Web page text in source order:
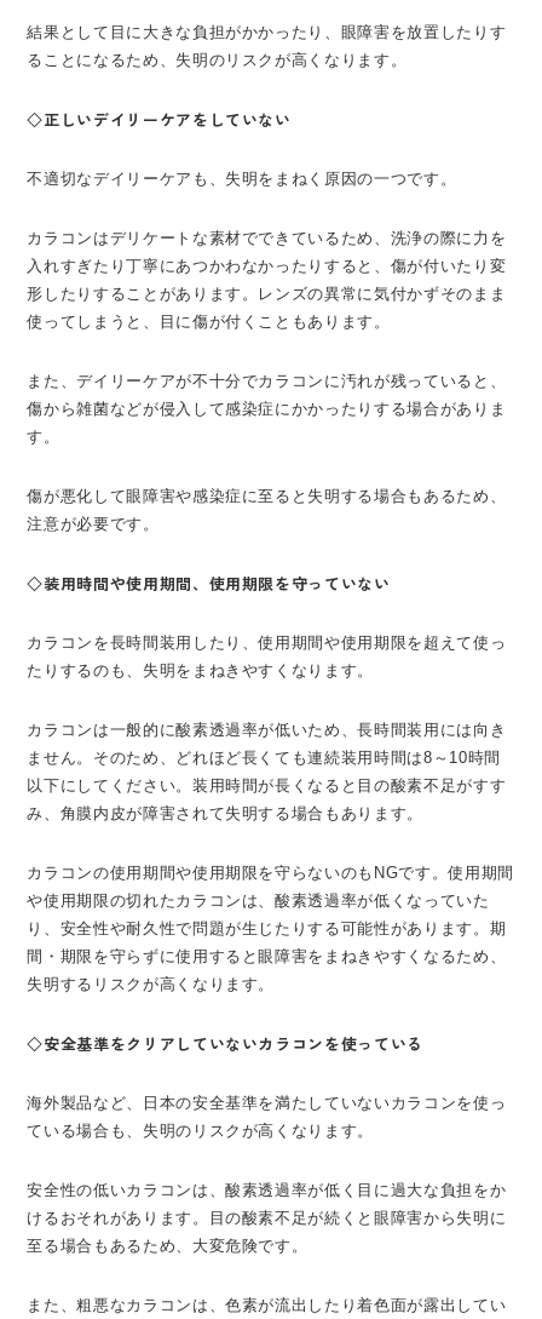
結果として目に大きな負担がかかったり、眼障害を放置したりす
ることになるため、失明のリスクが高くなります。
◇正しいデイリーケアをしていない
不適切なデイリーケアも、失明をまねく原因の一つです。
カラコンはデリケートな素材でできているため、洗浄の際に力を
入れすぎたり丁寧にあつかわなかったりすると、傷が付いたり変
形したりすることがあります。レンズの異常に気付かずそのまま
使ってしまうと、目に傷が付くこともあります。
また、デイリーケアが不十分でカラコンに汚れが残っていると、
傷から雑菌などが侵入して感染症にかかったりする場合がありま
す。
傷が悪化して眼障害や感染症に至ると失明する場合もあるため、
注意が必要です。
◇装用時間や使用期間、使用期限を守っていない
カラコンを長時間装用したり、使用期間や使用期限を超えて使っ
たりするのも、失明をまねきやすくなります。
カラコンは一般的に酸素透過率が低いため、長時間装用には向き
ません。そのため、どれほど長くても連続装用時間は8～10時間
以下にしてください。装用時間が長くなると目の酸素不足がすす
み、角膜内皮が障害されて失明する場合もあります。
カラコンの使用期間や使用期限を守らないのもNGです。使用期間
や使用期限の切れたカラコンは、酸素透過率が低くなっていた
り、安全性や耐久性で問題が生じたりする可能性があります。期
間・期限を守らずに使用すると眼障害をまねきやすくなるため、
失明するリスクが高くなります。
◇安全基準をクリアしていないカラコンを使っている
海外製品など、日本の安全基準を満たしていないカラコンを使っ
ている場合も、失明のリスクが高くなります。
安全性の低いカラコンは、酸素透過率が低く目に過大な負担をか
けるおそれがあります。目の酸素不足が続くと眼障害から失明に
至る場合もあるため、大変危険です。
また、粗悪なカラコンは、色素が流出したり着色面が露出してい